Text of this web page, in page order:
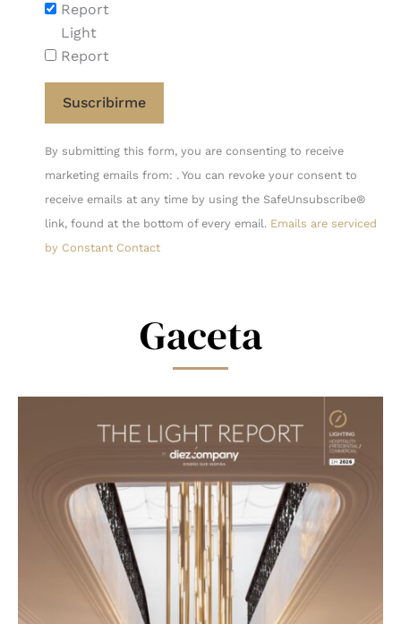
Report
Light
Report
Constant
Contact
Use.
Please
leave
By submitting this form, you are consenting to receive
marketing emails from: . You can revoke your consent to
receive emails at any time by using the SafeUnsubscribe®
link, found at the bottom of every email. Emails are serviced
by Constant Contact
Gaceta